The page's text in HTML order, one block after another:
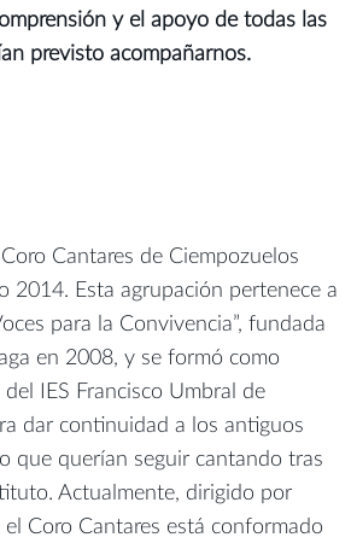
y el apoyo de todas las
previsto acompañarnos.
Cantares de Ciempozuelos
2014. Esta agrupación pertenece a
para la Convivencia”, fundada
en 2008, y se formó como
IES Francisco Umbral de
dar continuidad a los antiguos
que querían seguir cantando tras
Actualmente, dirigido por
el Coro Cantares está conformado